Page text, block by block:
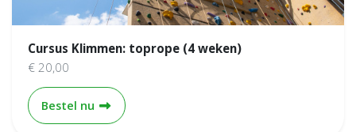
Cursus Klimmen: toprope (4 weken)
€ 20,00
Bestel nu Cursus Klimmen: toprope (4 weken)